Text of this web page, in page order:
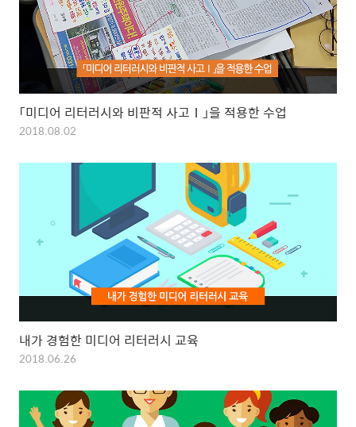
「미디어 리터러시와 비판적 사고Ⅰ」을 적용한 수업
2018.08.02
내가 경험한 미디어 리터러시 교육
2018.06.26